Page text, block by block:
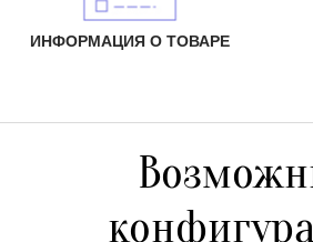
ИНФОРМАЦИЯ О ТОВАРЕ